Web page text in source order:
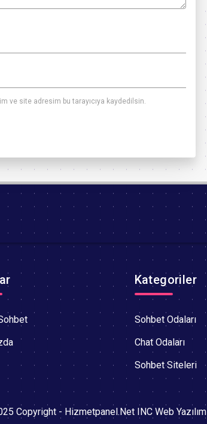
ve site adresim bu tarayıcıya kaydedilsin.
Kategoriler
Sohbet Odaları
Chat Odaları
Sohbet Siteleri
Copyright - Hizmetpanel.Net INC Web Yazılım